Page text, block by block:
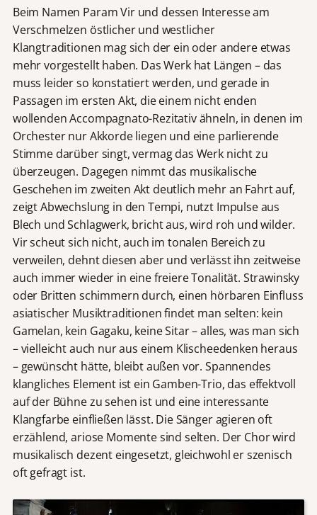
Beim Namen Param Vir und dessen Interesse am
Verschmelzen östlicher und westlicher
Klangtraditionen mag sich der ein oder andere etwas
mehr vorgestellt haben. Das Werk hat Längen – das
muss leider so konstatiert werden, und gerade in
Passagen im ersten Akt, die einem nicht enden
wollenden Accompagnato-Rezitativ ähneln, in denen im
Orchester nur Akkorde liegen und eine parlierende
Stimme darüber singt, vermag das Werk nicht zu
überzeugen. Dagegen nimmt das musikalische
Geschehen im zweiten Akt deutlich mehr an Fahrt auf,
zeigt Abwechslung in den Tempi, nutzt Impulse aus
Blech und Schlagwerk, bricht aus, wird roh und wilder.
Vir scheut sich nicht, auch im tonalen Bereich zu
verweilen, dehnt diesen aber und verlässt ihn zeitweise
auch immer wieder in eine freiere Tonalität. Strawinsky
oder Britten schimmern durch, einen hörbaren Einfluss
asiatischer Musiktraditionen findet man selten: kein
Gamelan, kein Gagaku, keine Sitar – alles, was man sich
– vielleicht auch nur aus einem Klischeedenken heraus
– gewünscht hätte, bleibt außen vor. Spannendes
klangliches Element ist ein Gamben-Trio, das effektvoll
auf der Bühne zu sehen ist und eine interessante
Klangfarbe einfließen lässt. Die Sänger agieren oft
erzählend, ariose Momente sind selten. Der Chor wird
musikalisch dezent eingesetzt, gleichwohl er szenisch
oft gefragt ist.